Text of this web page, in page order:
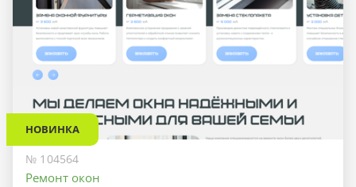
НОВИНКА
№ 104564
Ремонт окон